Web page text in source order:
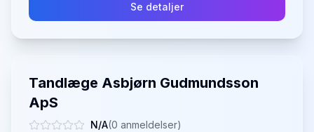
Se detaljer
Tandlæge Asbjørn Gudmundsson
ApS
N/A(0 anmeldelser)